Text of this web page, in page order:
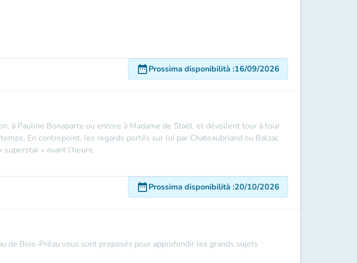
date_rangeProssima disponibilità :16/09/2026
à Pauline Bonaparte ou encore à Madame de Staël, et dévoilent tour à tour
En contrepoint, les regards portés sur lui par Chateaubriand ou Balzac
» avant l’heure.
date_rangeProssima disponibilità :20/10/2026
de Bois-Préau vous sont proposés pour approfondir les grands sujets